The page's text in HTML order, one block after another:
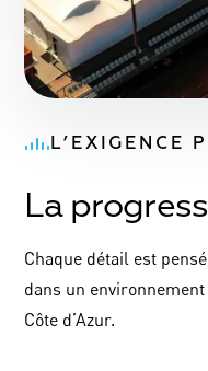
L’EXIGENCE
La
Chaque détail est
dans un
Côte d’Azur.